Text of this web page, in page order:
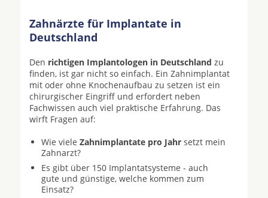
Zahnärzte für Implantate in
Deutschland
Den richtigen Implantologen in Deutschland zu
finden, ist gar nicht so einfach. Ein Zahnimplantat
mit oder ohne Knochenaufbau zu setzen ist ein
chirurgischer Eingriff und erfordert neben
Fachwissen auch viel praktische Erfahrung. Das
wirft Fragen auf:
Wie viele Zahnimplantate pro Jahr setzt mein
Zahnarzt?
Es gibt über 150 Implantatsysteme - auch
gute und günstige, welche kommen zum
Einsatz?